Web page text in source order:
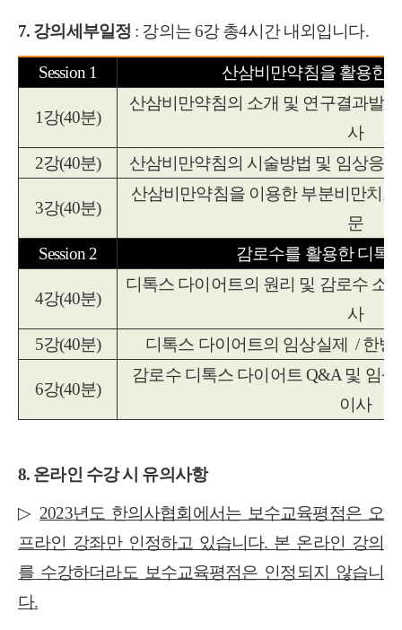
7. 강의세부일정 : 강의는6강 총4시간 내외입니다.
Session 1 산삼비만약침을 활용한
1강(40분)
산삼비만약침의 소개 및 연구결과발표
사
2강(40분) 산삼비만약침의 시술방법 및 임상응용
3강(40분)
산삼비만약침을 이용한 부분비만치료
문
Session 2
감로수를 활용한 디톡
4강(40분)
디톡스 다이어트의 원리 및 감로수 소
사
5강(40분) 디톡스 다이어트의 임상실제 /한방
6강(40분)
감로수 디톡스 다이어트 Q&A 및 임상
이사
8. 온라인 수강 시 유의사항
▷ 2023년도 한의사협회에서는 보수교육평점은 오
프라인 강좌만 인정하고 있습니다. 본 온라인 강의
를 수강하더라도 보수교육평점은 인정되지 않습니
다.